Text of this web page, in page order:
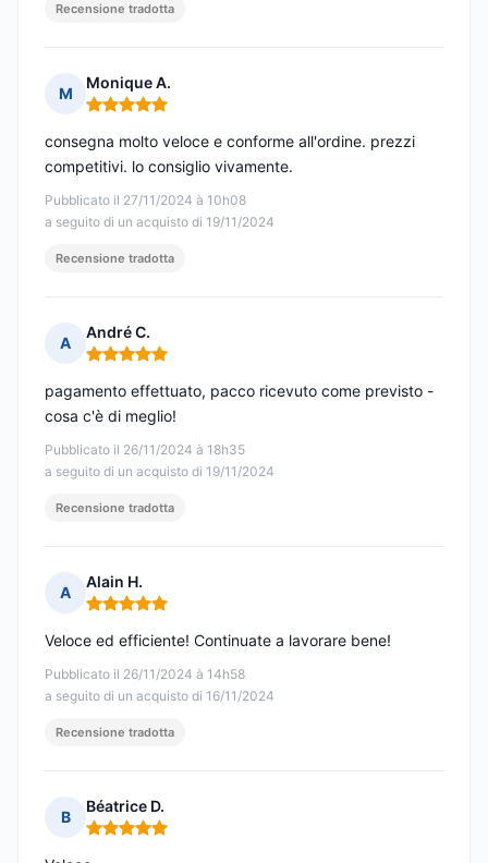
Recensione tradotta
M
Monique A.
Nota: 5 su 5
Pubblicato il 27/11/2024 à 10h08
a seguito di un acquisto di 19/11/2024
consegna molto veloce e conforme all'ordine. prezzi
competitivi. lo consiglio vivamente.
Recensione tradotta
A
André C.
Nota: 5 su 5
Pubblicato il 26/11/2024 à 18h35
a seguito di un acquisto di 19/11/2024
pagamento effettuato, pacco ricevuto come previsto -
cosa c'è di meglio!
Recensione tradotta
A
Alain H.
Nota: 5 su 5
Pubblicato il 26/11/2024 à 14h58
a seguito di un acquisto di 16/11/2024
Veloce ed efficiente! Continuate a lavorare bene!
Recensione tradotta
B
Béatrice D.
Nota: 5 su 5